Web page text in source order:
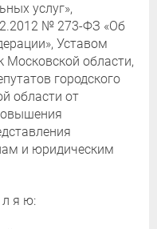
услуг»,
№ 273-ФЗ «Об
Уставом
Московской области,
городского
области от
и юридическим
л я ю: